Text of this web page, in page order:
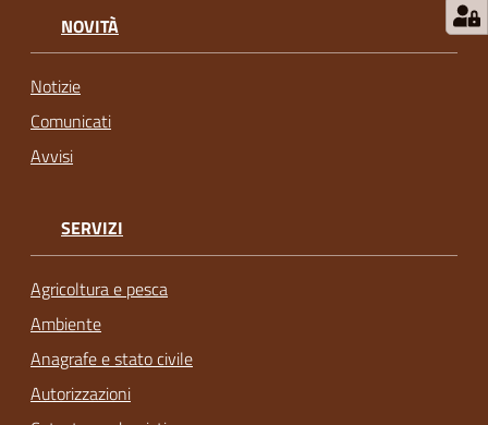
NOVITÀ
Notizie
Comunicati
Avvisi
SERVIZI
Agricoltura e pesca
Ambiente
Anagrafe e stato civile
Autorizzazioni